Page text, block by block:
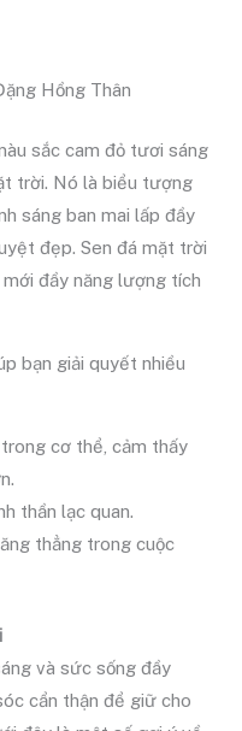
Hồng Thân
sắc cam đỏ tươi sáng
trời. Nó là biểu tượng
sáng ban mai lấp đầy
đẹp. Sen đá mặt trời
đầy năng lượng tích
bạn giải quyết nhiều
cơ thể, cảm thấy
thần lạc quan.
thẳng trong cuộc
và sức sống đầy
cẩn thận để giữ cho